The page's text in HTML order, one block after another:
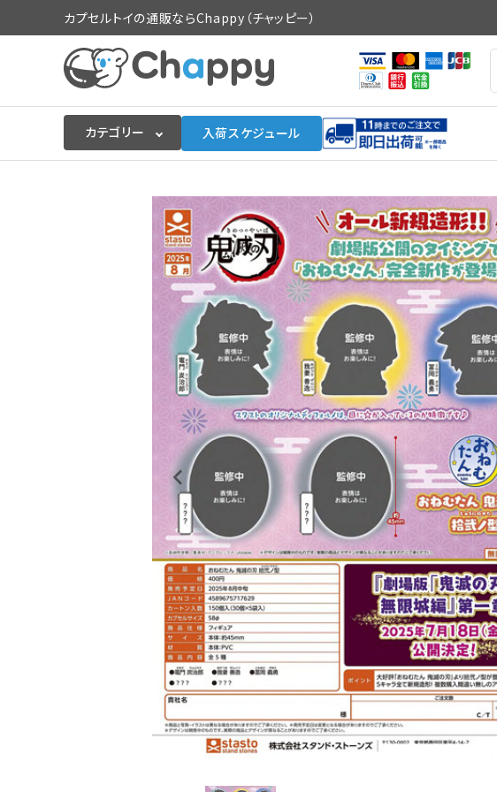
カプセルトイの通販ならChappy（チャッピー）
カテゴリー 入荷スケジュール
入荷スケジュールをチェック
カプセルトイマシン本体
よくあるご質問
ご利用ガイド
06-6282-7659